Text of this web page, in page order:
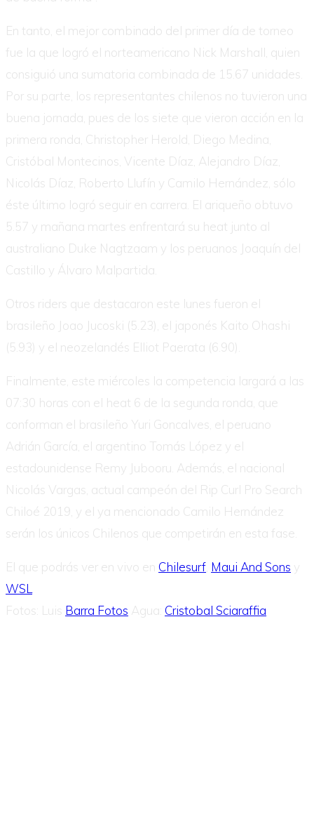
En tanto, el mejor combinado del primer día de torneo
fue la que logró el norteamericano Nick Marshall, quien
consiguió una sumatoria combinada de 15.67 unidades.
Por su parte, los representantes chilenos no tuvieron una
buena jornada, pues de los siete que vieron acción en la
primera ronda, Christopher Herold, Diego Medina,
Cristóbal Montecinos, Vicente Díaz, Alejandro Díaz,
Nicolás Díaz, Roberto Llufín y Camilo Hernández, sólo
éste último logró seguir en carrera. El ariqueño obtuvo
5.57 y mañana martes enfrentará su heat junto al
australiano Duke Nagtzaam y los peruanos Joaquín del
Castillo y Álvaro Malpartida.
Otros riders que destacaron este lunes fueron el
brasileño Joao Jucoski (5.23), el japonés Kaito Ohashi
(5.93) y el neozelandés Elliot Paerata (6.90).
Finalmente, este miércoles la competencia largará a las
07:30 horas con el heat 6 de la segunda ronda, que
conforman el brasileño Yuri Goncalves, el peruano
Adrián García, el argentino Tomás López y el
estadounidense Remy Jubooru. Además, el nacional
Nicolás Vargas, actual campeón del Rip Curl Pro Search
Chiloé 2019, y el ya mencionado Camilo Hernández
serán los únicos Chilenos que competirán en esta fase.
El que podrás ver en vivo en Chilesurf Maui And Sons y
WSL
Fotos: Luis Barra Fotos Agua: Cristobal Sciaraffia